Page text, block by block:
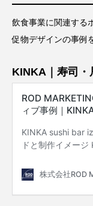
飲食事業に関連する
促物デザインの事例
KINKA｜寿司・